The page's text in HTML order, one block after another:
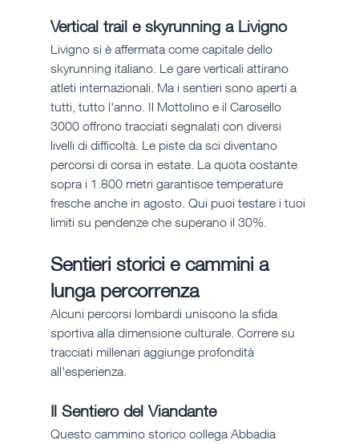
Vertical trail e skyrunning a Livigno
Livigno si è affermata come capitale dello
skyrunning italiano. Le gare verticali attirano
atleti internazionali. Ma i sentieri sono aperti a
tutti, tutto l'anno. Il Mottolino e il Carosello
3000 offrono tracciati segnalati con diversi
livelli di difficoltà. Le piste da sci diventano
percorsi di corsa in estate. La quota costante
sopra i 1.800 metri garantisce temperature
fresche anche in agosto. Qui puoi testare i tuoi
limiti su pendenze che superano il 30%.
Sentieri storici e cammini a
lunga percorrenza
Alcuni percorsi lombardi uniscono la sfida
sportiva alla dimensione culturale. Correre su
tracciati millenari aggiunge profondità
all'esperienza.
Il Sentiero del Viandante
Questo cammino storico collega Abbadia